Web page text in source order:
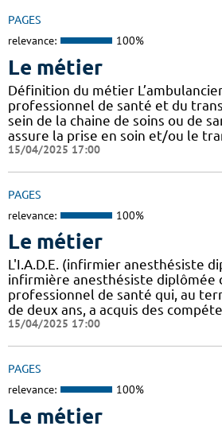
PAGES
relevance: 100%
Le métier
Définition du métier
professionnel de santé et du
sein de la chaine de soins ou de
assure la prise en soin et/ou le
15/04/2025 17:00
PAGES
relevance: 100%
Le métier
L'I.A.D.E. (infirmier anesthésiste
infirmière anesthésiste diplômée
professionnel de santé qui, au
de deux ans, a acquis des
15/04/2025 17:00
PAGES
relevance: 100%
Le métier